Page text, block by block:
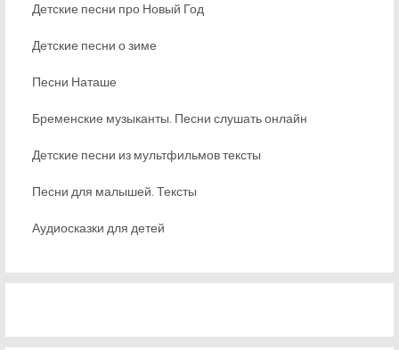
Детские песни про Новый Год
Детские песни о зиме
Песни Наташе
Бременские музыканты. Песни слушать онлайн
Детские песни из мультфильмов тексты
Песни для малышей. Тексты
Аудиосказки для детей